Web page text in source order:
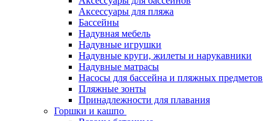
Аксессуары для пляжа
Бассейны
Надувная мебель
Надувные игрушки
Надувные круги, жилеты и нарукавники
Надувные матрасы
Насосы для бассейна и пляжных предметов
Пляжные зонты
Принадлежности для плавания
Горшки и кашпо